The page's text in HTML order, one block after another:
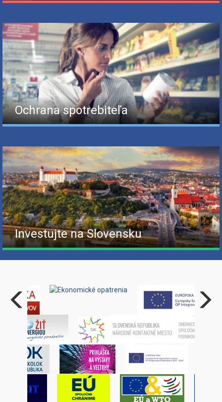
Ochrana spotrebiteľa
Investujte na Slovensku